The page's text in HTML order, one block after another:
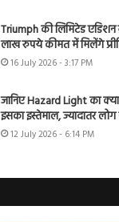
Triumph की लिमिटेड
लाख रुपये कीमत में मिलेंगे
16 July 2026 - 3:17 PM
जानिए Hazard Light का
इसका इस्तेमाल, ज्यादातर
12 July 2026 - 6:14 PM